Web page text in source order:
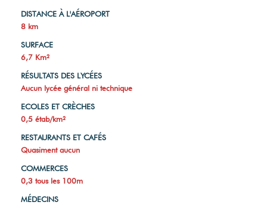
DISTANCE À L'AÉROPORT
8 km
SURFACE
6,7 Km²
RÉSULTATS DES LYCÉES
Aucun lycée général ni technique
ECOLES ET CRÈCHES
0,5 étab/km²
RESTAURANTS ET CAFÉS
Quasiment aucun
COMMERCES
0,3 tous les 100m
MÉDECINS